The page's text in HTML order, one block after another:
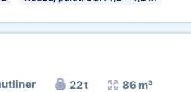
22 t 86 m³